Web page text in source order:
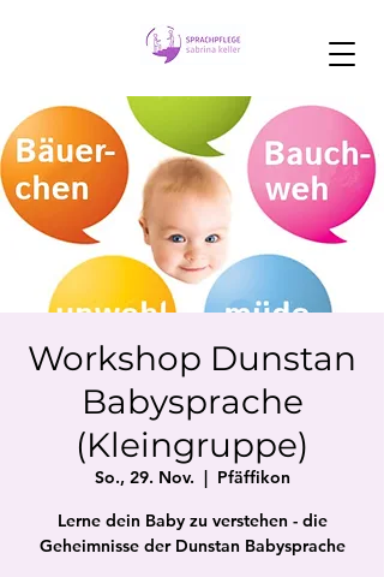
Workshop Dunstan
Babysprache
(Kleingruppe)
So., 29. Nov.
  |
Pfäffikon
Lerne dein Baby zu verstehen - die
Geheimnisse der Dunstan Babysprache